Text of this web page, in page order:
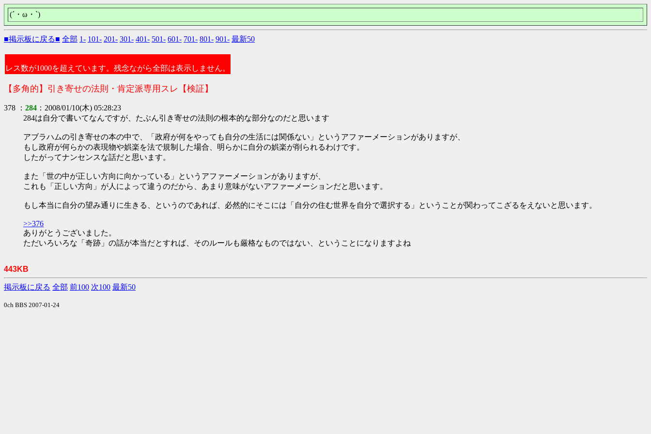
(´・ω・`)
■掲示板に戻る■ 全部 1- 101- 201- 301- 401- 501- 601- 701- 801- 901- 最新50
レス数が1000を超えています。残念ながら全部は表示しません。
【多角的】引き寄せの法則・肯定派専用スレ【検証】
378 ： 284 ：2008/01/10(木) 05:28:23
284は自分で書いてなんですが、たぶん引き寄せの法則の根本的な部分なのだと思います
アブラハムの引き寄せの本の中で、「政府が何をやっても自分の生活には関係ない」というアファーメーションがありますが、
もし政府が何らかの表現物や娯楽を法で規制した場合、明らかに自分の娯楽が削られるわけです。
したがってナンセンスな話だと思います。
また「世の中が正しい方向に向かっている」というアファーメーションがありますが、
これも「正しい方向」が人によって違うのだから、あまり意味がないアファーメーションだと思います。
もし本当に自分の望み通りに生きる、というのであれば、必然的にそこには「自分の住む世界を自分で選択する」ということが関わってこざるをえないと思います。
>>376
ありがとうございました。
ただいろいろな「奇跡」の話が本当だとすれば、そのルールも厳格なものではない、ということになりますよね
443KB
掲示板に戻る 全部 前100 次100 最新50
0ch BBS 2007-01-24